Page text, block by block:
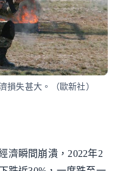
損失甚大。（歐新社）
濟瞬間崩潰，2022年2